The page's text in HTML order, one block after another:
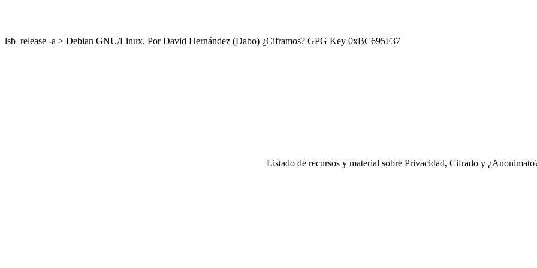
lsb_release -a > Debian GNU/Linux. Por David Hernández (Dabo) ¿Ciframos? GPG Key 0xBC695F37
Listado de recursos y material sobre Privacidad, Cifrado y